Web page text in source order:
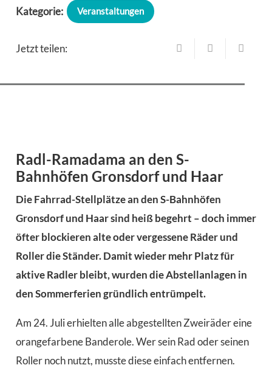
Kategorie: Veranstaltungen
Jetzt teilen:
Radl-Ramadama an den S-
Bahnhöfen Gronsdorf und Haar
Die Fahrrad-Stellplätze an den S-Bahnhöfen
Gronsdorf und Haar sind heiß begehrt – doch immer
öfter blockieren alte oder vergessene Räder und
Roller die Ständer. Damit wieder mehr Platz für
aktive Radler bleibt, wurden die Abstellanlagen in
den Sommerferien gründlich entrümpelt.
Am 24. Juli erhielten alle abgestellten Zweiräder eine
orangefarbene Banderole. Wer sein Rad oder seinen
Roller noch nutzt, musste diese einfach entfernen.